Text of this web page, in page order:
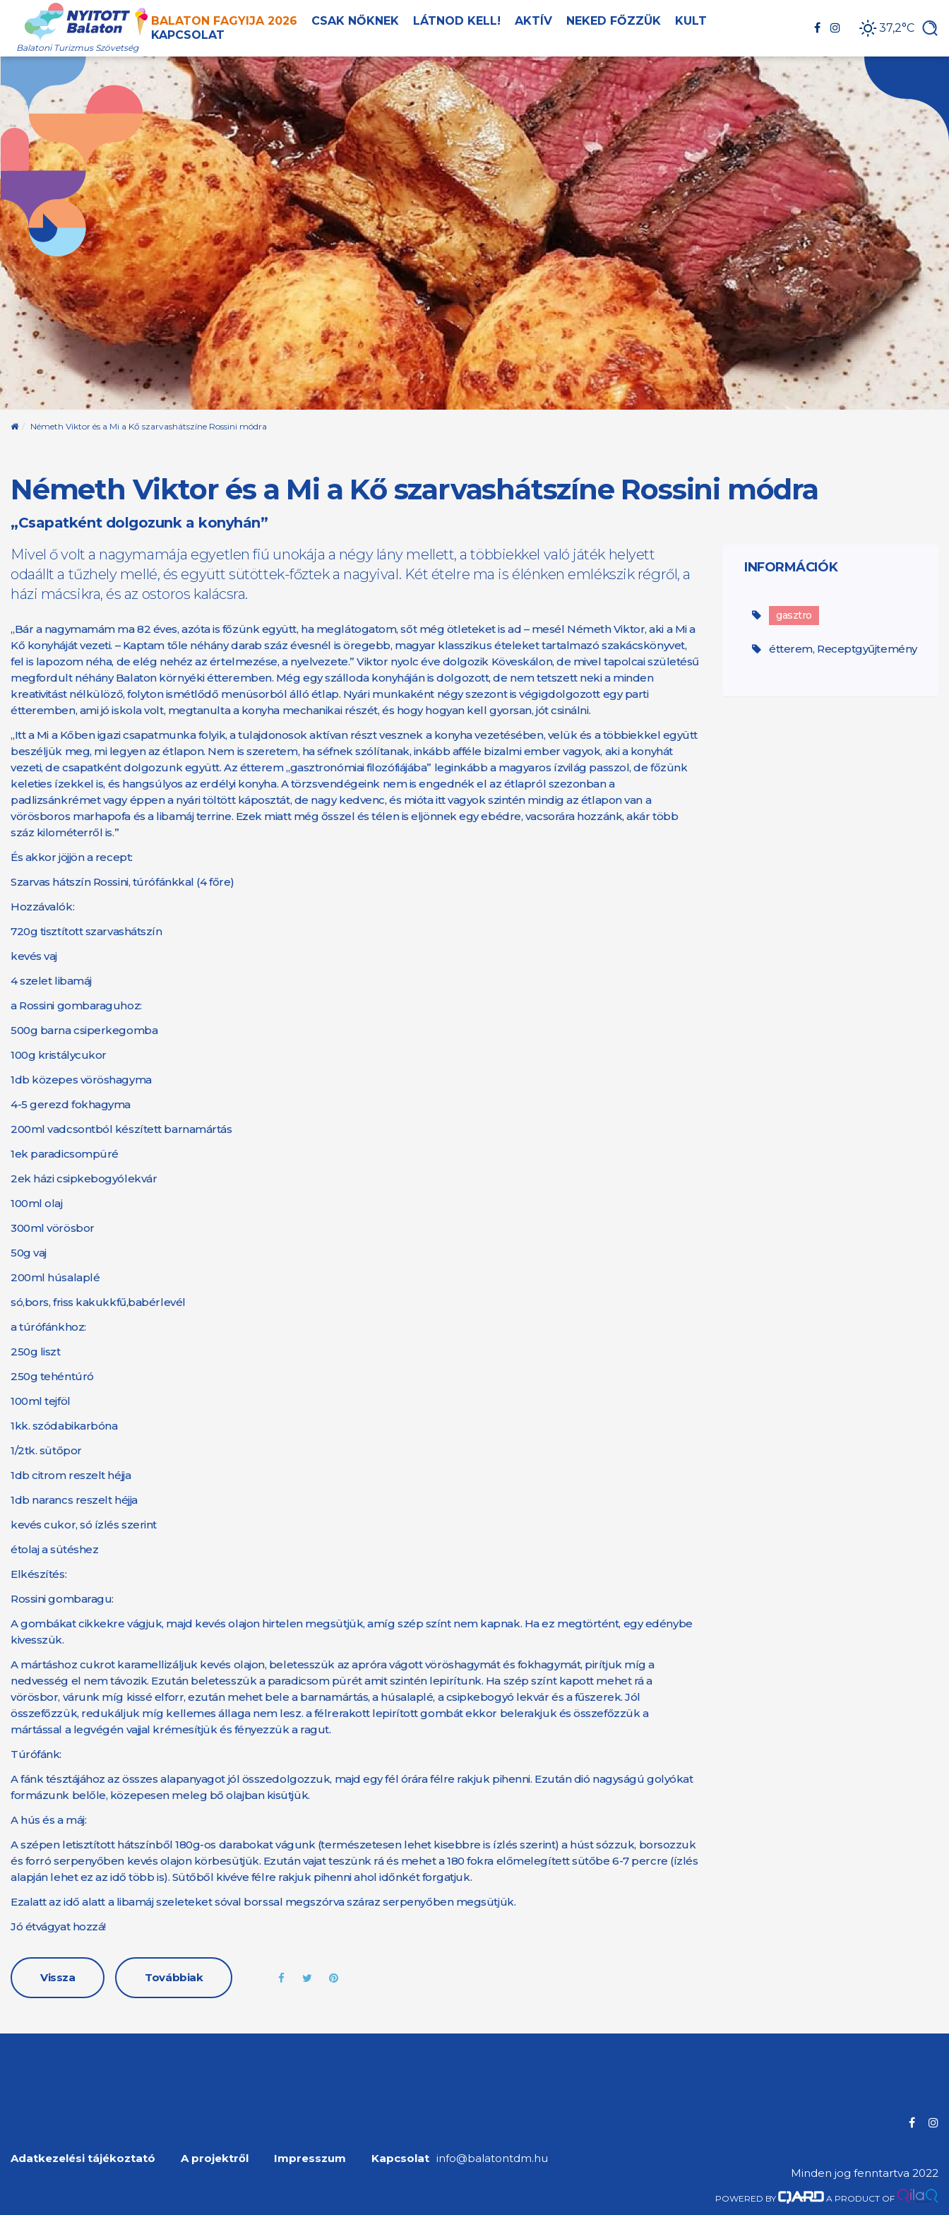
Balatoni Turizmus Szövetség
BALATON FAGYIJA 2026 CSAK NŐKNEK LÁTNOD KELL! AKTÍV NEKED FŐZZÜK
KULT
KAPCSOLAT
37,2°C
Kezdőoldal
Németh Viktor és a Mi a Kő szarvashátszíne Rossini módra
Németh Viktor és a Mi a Kő szarvashátszíne Rossini módra
„Csapatként dolgozunk a konyhán”
Mivel ő volt a nagymamája egyetlen fiú unokája a négy lány mellett, a többiekkel való játék helyett
odaállt a tűzhely mellé, és együtt sütöttek-főztek a nagyival. Két ételre ma is élénken emlékszik régről, a
házi mácsikra, és az ostoros kalácsra.
„Bár a nagymamám ma 82 éves, azóta is főzünk együtt, ha meglátogatom, sőt még ötleteket is ad – mesél Németh Viktor, aki a Mi a
Kő konyháját vezeti. – Kaptam tőle néhány darab száz évesnél is öregebb, magyar klasszikus ételeket tartalmazó szakácskönyvet,
fel is lapozom néha, de elég nehéz az értelmezése, a nyelvezete.” Viktor nyolc éve dolgozik Köveskálon, de mivel tapolcai születésű
megfordult néhány Balaton környéki étteremben. Még egy szálloda konyháján is dolgozott, de nem tetszett neki a minden
kreativitást nélkülöző, folyton ismétlődő menüsorból álló étlap. Nyári munkaként négy szezont is végigdolgozott egy parti
étteremben, ami jó iskola volt, megtanulta a konyha mechanikai részét, és hogy hogyan kell gyorsan, jót csinálni.
„Itt a Mi a Kőben igazi csapatmunka folyik, a tulajdonosok aktívan részt vesznek a konyha vezetésében, velük és a többiekkel együtt
beszéljük meg, mi legyen az étlapon. Nem is szeretem, ha séfnek szólítanak, inkább afféle bizalmi ember vagyok, aki a konyhát
vezeti, de csapatként dolgozunk együtt. Az étterem „gasztronómiai filozófiájába” leginkább a magyaros ízvilág passzol, de főzünk
keleties ízekkel is, és hangsúlyos az erdélyi konyha. A törzsvendégeink nem is engednék el az étlapról szezonban a
padlizsánkrémet vagy éppen a nyári töltött káposztát, de nagy kedvenc, és mióta itt vagyok szintén mindig az étlapon van a
vörösboros marhapofa és a libamáj terrine. Ezek miatt még ősszel és télen is eljönnek egy ebédre, vacsorára hozzánk, akár több
száz kilométerről is.”
És akkor jöjjön a recept:
Szarvas hátszín Rossini, túrófánkkal (4 főre)
Hozzávalók:
720g tisztított szarvashátszín
kevés vaj
4 szelet libamáj
a Rossini gombaraguhoz:
500g barna csiperkegomba
100g kristálycukor
1db közepes vöröshagyma
4-5 gerezd fokhagyma
200ml vadcsontból készített barnamártás
1ek paradicsompüré
2ek házi csipkebogyólekvár
100ml olaj
300ml vörösbor
50g vaj
200ml húsalaplé
só,bors, friss kakukkfű,babérlevél
a túrófánkhoz:
250g liszt
250g tehéntúró
100ml tejföl
1kk. szódabikarbóna
1/2tk. sütőpor
1db citrom reszelt héjja
1db narancs reszelt héjja
kevés cukor, só ízlés szerint
étolaj a sütéshez
Elkészítés:
Rossini gombaragu:
A gombákat cikkekre vágjuk, majd kevés olajon hirtelen megsütjük, amíg szép színt nem kapnak. Ha ez megtörtént, egy edénybe
kivesszük.
A mártáshoz cukrot karamellizáljuk kevés olajon, beletesszük az apróra vágott vöröshagymát és fokhagymát, pirítjuk míg a
nedvesség el nem távozik. Ezután beletesszük a paradicsom pürét amit szintén lepirítunk. Ha szép színt kapott mehet rá a
vörösbor, várunk míg kissé elforr, ezután mehet bele a barnamártás, a húsalaplé, a csipkebogyó lekvár és a fűszerek. Jól
összefőzzük, redukáljuk míg kellemes állaga nem lesz. a félrerakott lepirított gombát ekkor belerakjuk és összefőzzük a
mártással a legvégén vajjal krémesítjük és fényezzük a ragut.
Túrófánk:
A fánk tésztájához az összes alapanyagot jól összedolgozzuk, majd egy fél órára félre rakjuk pihenni. Ezután dió nagyságú golyókat
formázunk belőle, közepesen meleg bő olajban kisütjük.
A hús és a máj:
A szépen letisztított hátszínből 180g-os darabokat vágunk (természetesen lehet kisebbre is ízlés szerint) a húst sózzuk, borsozzuk
és forró serpenyőben kevés olajon körbesütjük. Ezután vajat teszünk rá és mehet a 180 fokra előmelegített sütőbe 6-7 percre (ízlés
alapján lehet ez az idő több is). Sütőből kivéve félre rakjuk pihenni ahol időnkét forgatjuk.
Ezalatt az idő alatt a libamáj szeleteket sóval borssal megszórva száraz serpenyőben megsütjük.
Jó étvágyat hozzá!
INFORMÁCIÓK
gasztro
étterem, Receptgyűjtemény
Vissza Továbbiak
Adatkezelési tájékoztató A projektről Impresszum Kapcsolat info@balatontdm.hu
Minden jog fenntartva 2022
POWERED BY A PRODUCT OF